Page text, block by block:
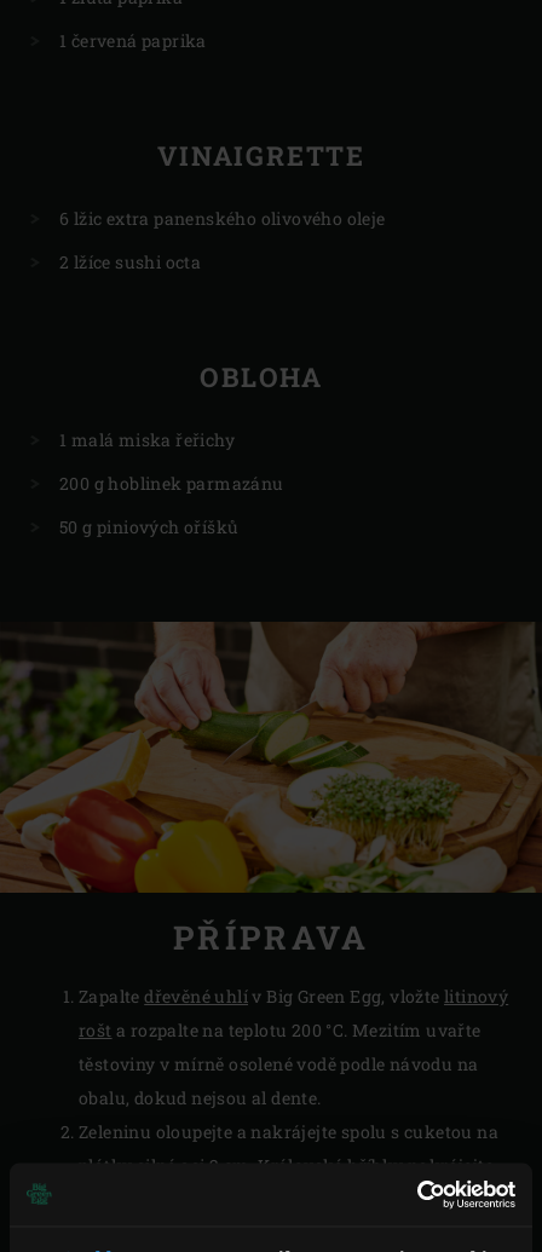
1 červená paprika
VINAIGRETTE
6 lžic extra panenského olivového oleje
2 lžíce sushi octa
OBLOHA
1 malá miska řeřichy
200 g hoblinek parmazánu
50 g piniových oříšků
PŘÍPRAVA
Zapaltedřevěné uhlív Big Green Egg, vložtelitinový
rošt a rozpalte na teplotu 200 °C. Mezitím uvařte
těstoviny v mírně osolené vodě podle návodu na
obalu, dokud nejsou al dente.
Zeleninu oloupejte a nakrájejte spolu s cuketou na
plátky silné asi 2 cm. Královské hříbky nakrájejte
podélně na 1 cm silné plátky. Na zálivku smíchejte